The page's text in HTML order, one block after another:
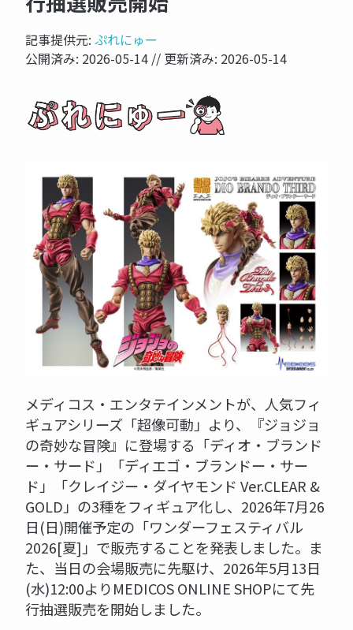
記事提供元: ぷれにゅー
公開済み: 2026-05-14 // 更新済み: 2026-05-14
メディコス・エンタテインメントが、人気フィ
ギュアシリーズ「超像可動」より、『ジョジョ
の奇妙な冒険』に登場する「ディオ・ブランド
ー・サード」「ディエゴ・ブランドー・サー
ド」「クレイジー・ダイヤモンド Ver.CLEAR &
GOLD」の3種をフィギュア化し、2026年7月26
日(日)開催予定の「ワンダーフェスティバル
2026[夏]」で販売することを発表しました。ま
た、当日の会場販売に先駆け、2026年5月13日
(水)12:00よりMEDICOS ONLINE SHOPにて先
行抽選販売を開始しました。